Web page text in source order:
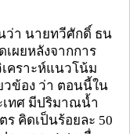
ว่า นายทวีศักดิ์ ธน
ผยหลังจากการ
คราะห์แนวโน้ม
ข้อง ว่า ตอนนี้ใน
เทศ มีปริมาณน้ำ
คิดเป็นร้อยละ 50